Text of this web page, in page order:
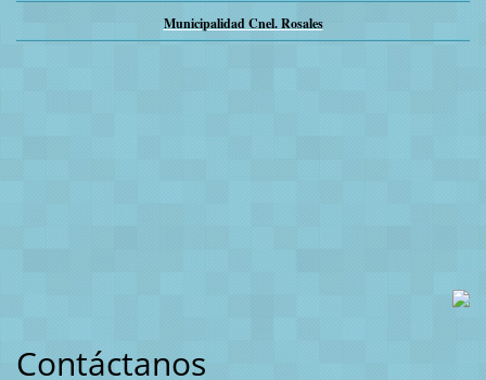
Municipalidad Cnel. Rosales
Contáctanos